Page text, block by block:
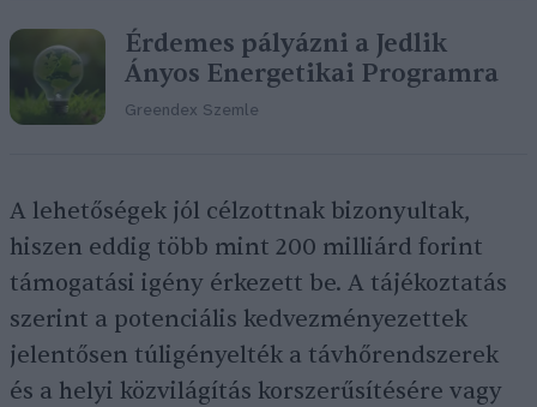
Érdemes pályázni a Jedlik
Ányos Energetikai Programra
Greendex Szemle
A lehetőségek jól célzottnak bizonyultak,
hiszen eddig több mint 200 milliárd forint
támogatási igény érkezett be. A tájékoztatás
szerint a potenciális kedvezményezettek
jelentősen túligényelték a távhőrendszerek
és a helyi közvilágítás korszerűsítésére vagy